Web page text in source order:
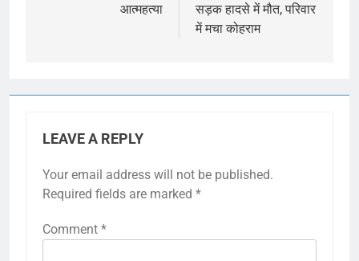
आत्महत्या
सड़क हादसे में मौत, परिवार
में मचा कोहराम
LEAVE A REPLY
Your email address will not be published.
Required fields are marked *
Comment *